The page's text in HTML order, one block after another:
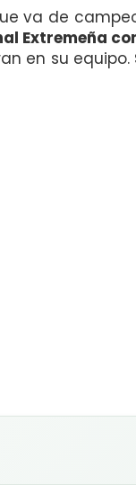
va de
Extremeña
en su equipo.